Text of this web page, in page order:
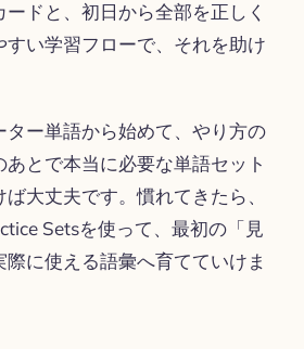
ドと、初日から全部を正しく
い学習フローで、それを助け
ター単語から始めて、やり方の
とで本当に必要な単語セット
大丈夫です。慣れてきたら、
Setsを使って、最初の「見
に使える語彙へ育てていけま